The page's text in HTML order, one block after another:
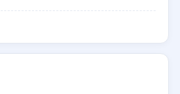
ve sosyal yaşamda …